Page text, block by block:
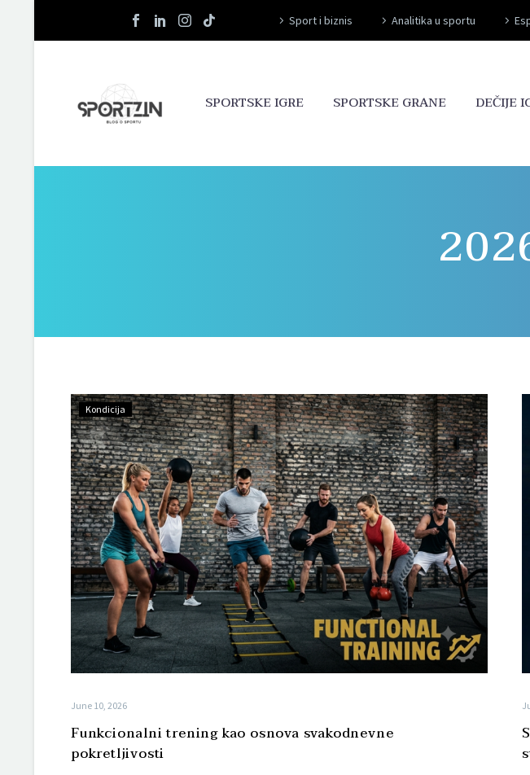
Sport i biznis Analitika u sportu
SPORTSKE IGRE SPORTSKE GRANE DEČIJE
Kondicija
June 10, 2026
Funkcionalni trening kao osnova svakodnevne
pokretljivosti